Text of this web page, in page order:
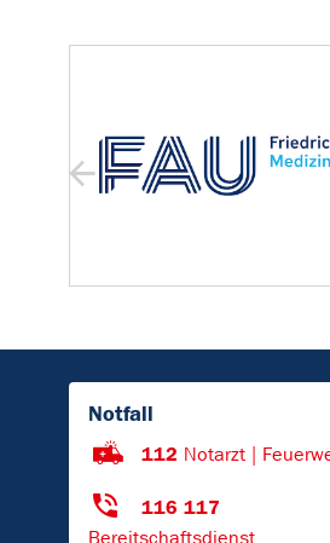
Notfall
112 Notarzt |
116 117
Bereitschaftsdienst